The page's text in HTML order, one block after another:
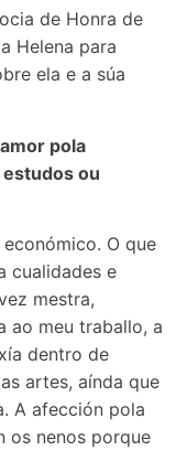
de Honra de
Helena para
ela e a súa
pola
ou
O que
cualidades e
mestra,
ao meu traballo, a
dentro de
artes, aínda que
A afección pola
os nenos porque